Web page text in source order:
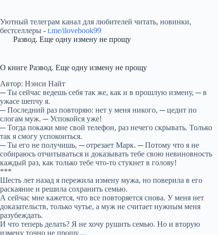
Уютный телеграм канал для любителей читать, новинки,
бестселлеры - t.me/ilovebook99
Развод. Еще одну измену не прощу
О книге Развод. Еще одну измену не прощу
Автор: Нэнси Найт
─ Ты сейчас ведешь себя так же, как и в прошлую измену, ─ в
ужасе шепчу я.
─ Последний раз повторяю: нет у меня никого, ─ цедит по
слогам муж. ─ Успокойся уже!
─ Тогда покажи мне свой телефон, раз нечего скрывать. Только
так я смогу успокоиться.
─ Ты его не получишь, ─ отрезает Марк. ─ Потому что я не
собираюсь отчитываться и доказывать тебе свою невиновность
каждый раз, как только тебе что-то стукнет в голову!
***
Шесть лет назад я пережила измену мужа, но поверила в его
раскаяние и решила сохранить семью.
А сейчас мне кажется, что все повторяется снова. У меня нет
доказательств, только чутье, а муж не считает нужным меня
разубеждать.
И что теперь делать? Я не хочу рушить семью. Но и вторую
измену точно не прощу…